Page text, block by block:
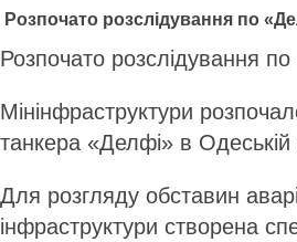
Розпочато розслідування по
Розпочато розслідування
Мінінфраструктури
танкера «Делфі» в Одеській
Для розгляду обставин
інфраструктури створена